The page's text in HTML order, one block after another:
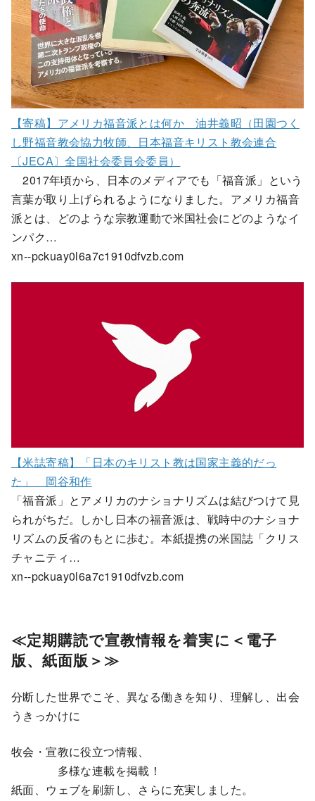
【寄稿】アメリカ福音派とは何か 油井義昭（田園つく
し野福音教会協力牧師、日本福音キリスト教会連合
〔JECA〕全国社会委員会委員）
2017年頃から、日本のメディアでも「福音派」という
言葉が取り上げられるようになりました。アメリカ福音
派とは、どのような宗教運動で米国社会にどのようなイ
ンパク…
xn--pckuay0l6a7c1910dfvzb.com
【米誌寄稿】「日本のキリスト教は国家主義的だっ
た」 岡谷和作
「福音派」とアメリカのナショナリズムは結びつけて見
られがちだ。しかし日本の福音派は、戦時中のナショナ
リズムの反省のもとに歩む。本紙提携の米国誌「クリス
チャニティ…
xn--pckuay0l6a7c1910dfvzb.com
≪定期購読で宣教情報を着実に＜電子
版、紙面版＞≫
分断した世界でこそ、異なる働きを知り、理解し、出会
うきっかけに
牧会・宣教に役立つ情報、
多様な連載を掲載！
紙面、ウェブを刷新し、さらに充実しました。